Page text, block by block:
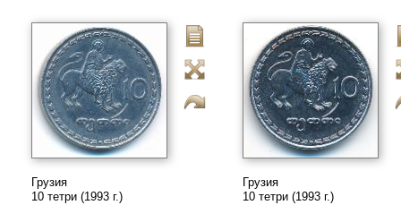
Грузия
10 тетри (1993 г.)
Грузия
10 тетри (1993 г.)